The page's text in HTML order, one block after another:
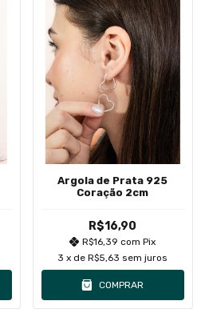
Argola de Prata 925
Coração 2cm
R$16,90
R$16,39com Pix
3 x deR$5,63 sem juros
COMPRAR